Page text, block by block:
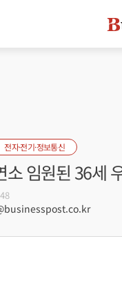
전자·전기·정보통신
소 임원된 36세